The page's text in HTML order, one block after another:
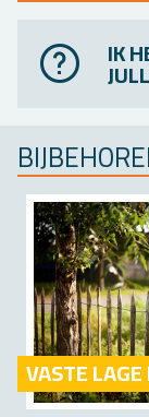
IK
VASTE LAGE